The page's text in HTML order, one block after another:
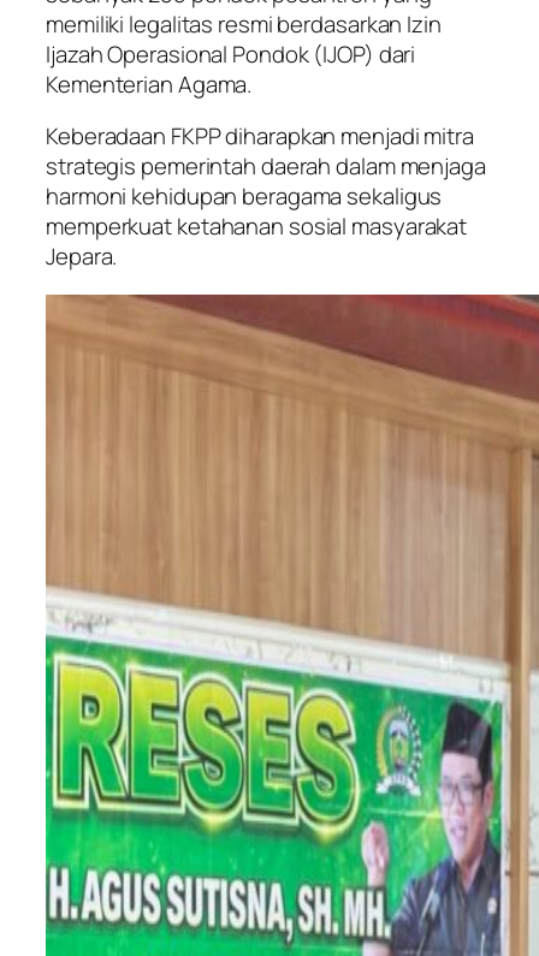
memiliki legalitas resmi berdasarkan Izin
Ijazah Operasional Pondok (IJOP) dari
Kementerian Agama.
Keberadaan FKPP diharapkan menjadi mitra
strategis pemerintah daerah dalam menjaga
harmoni kehidupan beragama sekaligus
memperkuat ketahanan sosial masyarakat
Jepara.